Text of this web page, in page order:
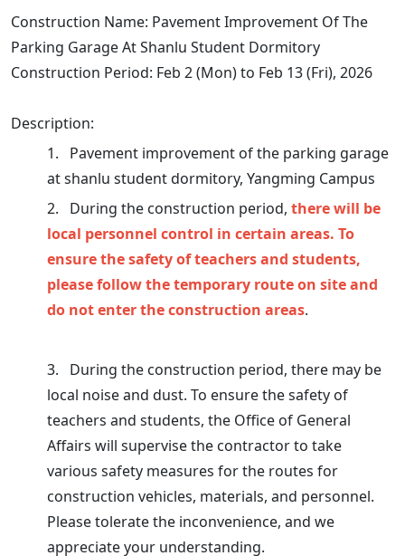
Construction Name: Pavement Improvement Of The
Parking Garage At Shanlu Student Dormitory
Construction Period: Feb 2 (Mon) to Feb 13 (Fri), 2026
Description:
1. Pavement improvement of the parking garage
at shanlu student dormitory, Yangming Campus
2. During the construction period, there will be
local personnel control in certain areas. To
ensure the safety of teachers and students,
please follow the temporary route on site and
do not enter the construction areas.
3. During the construction period, there may be
local noise and dust. To ensure the safety of
teachers and students, the Office of General
Affairs will supervise the contractor to take
various safety measures for the routes for
construction vehicles, materials, and personnel.
Please tolerate the inconvenience, and we
appreciate your understanding.